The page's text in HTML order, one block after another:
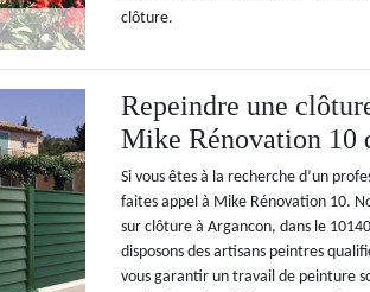
clôture.
Repeindre une
Mike Rénovation 10
Si vous êtes à la recherche d’un
faites appel à Mike Rénovation 10.
sur clôture à Argancon, dans le
disposons des artisans peintres
vous garantir un travail de peinture